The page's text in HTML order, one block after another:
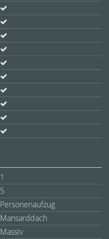
1
5
Personenaufzug
Mansarddach
Massiv